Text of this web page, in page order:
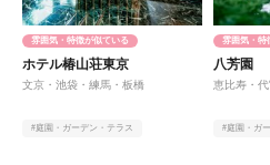
雰囲気・特徴が似ている
ホテル椿山荘東京
文京・池袋・練馬・板橋
#庭園・ガーデン・テラス
雰囲気・特
八芳園
恵比寿・
#庭園・ガ